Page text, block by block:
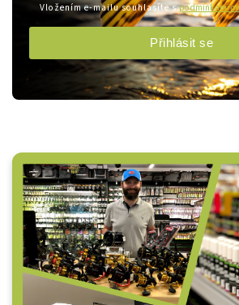
Vložením e-mailu souhlasíte spodmínkami
Přihlásit se